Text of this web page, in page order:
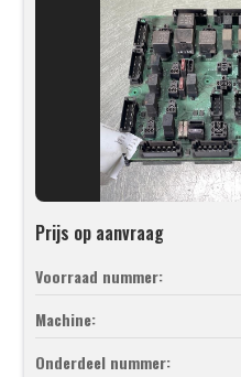
Prijs op aanvraag
Voorraad nummer:
Machine:
Onderdeel nummer: